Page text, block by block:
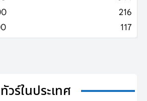
216
117
ทัวร์ในประเทศ